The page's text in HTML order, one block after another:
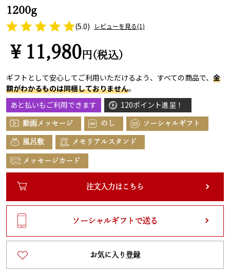
1200g
(5.0) レビューを見る(1)
￥11,980 円(税込)
ギフトとして安心してご利用いただけるよう、すべての商品で、 金
額がわかるものは同梱しておりません。
あと払いもご利用できます
120ポイント進呈！
動画メッセージ のし ソーシャルギフト
風呂敷 メモリアルスタンド
メッセージカード
注文入力はこちら
ソーシャルギフトで送る
お気に入り登録